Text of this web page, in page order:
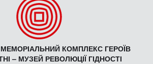
КОМПЛЕКС ГЕРОЇВ
– МУЗЕЙ РЕВОЛЮЦІЇ ГІДНОСТІ